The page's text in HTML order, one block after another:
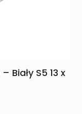
Biały S5 13 x